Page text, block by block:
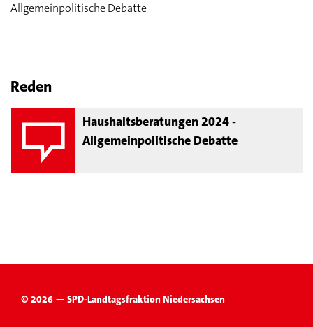
Allgemeinpolitische Debatte
Reden
Haushaltsberatungen 2024 -
Allgemeinpolitische Debatte
© 2026 — SPD-Landtagsfraktion Niedersachsen